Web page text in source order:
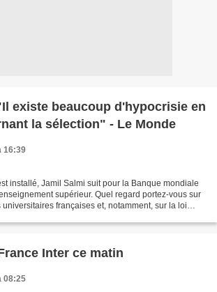
existe beaucoup d'hypocrisie en
la sélection" - Le Monde
16:39
installé, Jamil Salmi suit pour la Banque mondiale
supérieur. Quel regard portez-vous sur
universitaires françaises et, notamment, sur la loi
Inter ce matin
08:25